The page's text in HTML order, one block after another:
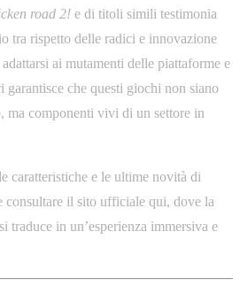
road 2! e di titoli simili testimonia
tra rispetto delle radici e innovazione
ai mutamenti delle piattaforme e
garantisce che questi giochi non siano
ma componenti vivi di un settore in
caratteristiche e le ultime novità di
consultare il sito ufficiale qui, dove la
traduce in un’esperienza immersiva e